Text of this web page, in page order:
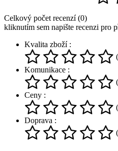
Celkový počet recenzí (0)
kliknutím sem napište recenzi pro
Kvalita zboží :
Komunikace :
Ceny :
Doprava :